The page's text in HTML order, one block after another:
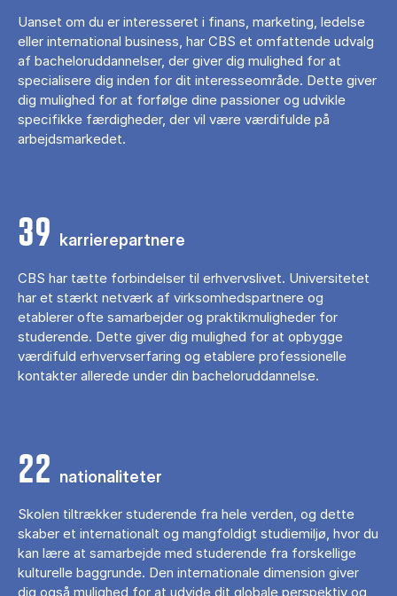
Uanset om du er interesseret i finans, marketing, ledelse
eller international business, har CBS et omfattende udvalg
af bacheloruddannelser, der giver dig mulighed for at
specialisere dig inden for dit interesseområde. Dette giver
dig mulighed for at forfølge dine passioner og udvikle
specifikke færdigheder, der vil være værdifulde på
arbejdsmarkedet.
39 karrierepartnere
CBS har tætte forbindelser til erhvervslivet. Universitetet
har et stærkt netværk af virksomhedspartnere og
etablerer ofte samarbejder og praktikmuligheder for
studerende. Dette giver dig mulighed for at opbygge
værdifuld erhvervserfaring og etablere professionelle
kontakter allerede under din bacheloruddannelse.
22 nationaliteter
Skolen tiltrækker studerende fra hele verden, og dette
skaber et internationalt og mangfoldigt studiemiljø, hvor du
kan lære at samarbejde med studerende fra forskellige
kulturelle baggrunde. Den internationale dimension giver
dig også mulighed for at udvide dit globale perspektiv og